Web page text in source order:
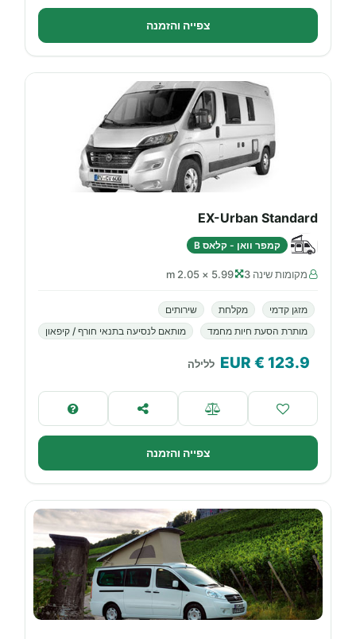
צפייה והזמנה
EX-Urban Standard
קמפר וואן - קלאס B
מקומות שינה 3 5.99 × 2.05 m
מזגן קדמי מקלחת
שירותים
מותרת הסעת חיות מחמד
מותאם לנסיעה בתנאי חורף / קיפאון
123.9
€ EUR ללילה
צפייה והזמנה